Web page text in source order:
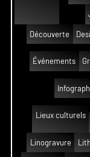
Découverte
Événements
Lieux culturels
Linogravure